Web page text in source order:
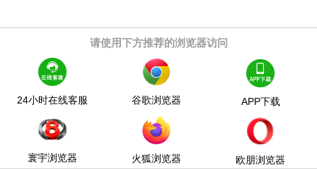
请使用下方推荐的浏览器访问
24小时在线客服 谷歌浏览器 APP下载
寰宇浏览器 火狐浏览器 欧朋浏览器